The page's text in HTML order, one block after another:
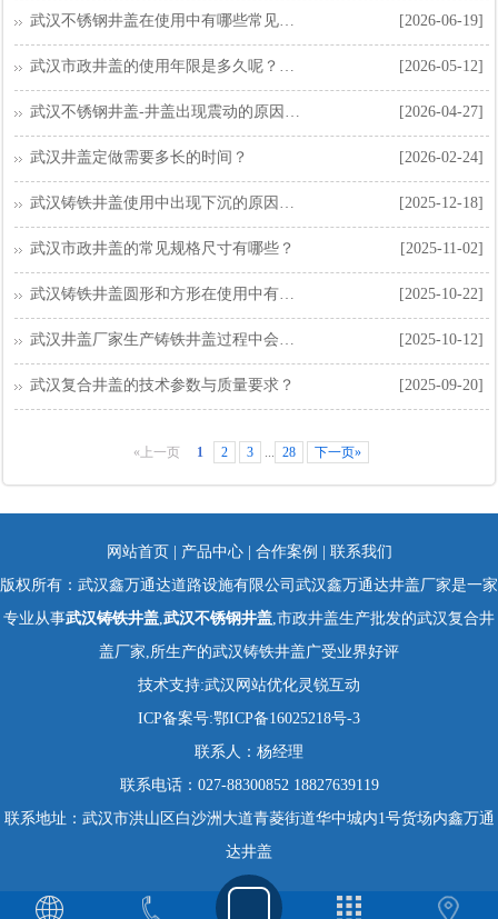
武汉不锈钢井盖在使用中有哪些常见的故障？ [2026-06-19]
武汉市政井盖的使用年限是多久呢？如果不及时更换会有哪些危害？ [2026-05-12]
武汉不锈钢井盖-井盖出现震动的原因有哪些？ [2026-04-27]
武汉井盖定做需要多长的时间？ [2026-02-24]
武汉铸铁井盖使用中出现下沉的原因有哪些？ [2025-12-18]
武汉市政井盖的常见规格尺寸有哪些？ [2025-11-02]
武汉铸铁井盖圆形和方形在使用中有什么区别？ [2025-10-22]
武汉井盖厂家生产铸铁井盖过程中会用到哪些设备？ [2025-10-12]
武汉复合井盖的技术参数与质量要求？ [2025-09-20]
«上一页 1 2 3 ... 28 下一页»
网站首页 产品中心| 合作案例
联系我们
版权所有：武汉鑫万通达道路设施有限公司武汉鑫万通达井盖厂家是一家
专业从事武汉铸铁井盖,武汉不锈钢井盖,市政井盖生产批发的武汉复合井
盖厂家,所生产的武汉铸铁井盖广受业界好评
技术支持:武汉网站优化灵锐互动
ICP备案号:鄂ICP备16025218号-3
联系人：杨经理
联系电话：027-88300852 18827639119
联系地址：武汉市洪山区白沙洲大道青菱街道华中城内1号货场内鑫万通
达井盖